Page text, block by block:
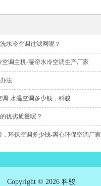
水冷空调过滤网呢？
调主机-湿帘水冷空调生产厂家
法
-水温空调多少钱，科骏
优劣质量呢？
环保空调多少钱-离心环保空调厂家
Copyright © 2026 科骏